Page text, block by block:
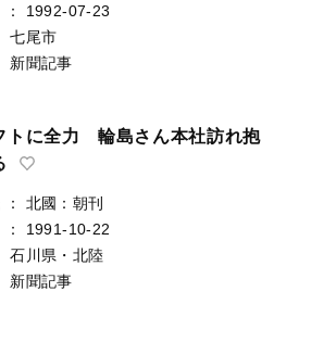
：
1992-07-23
七尾市
新聞記事
トに全力 輪島さん本社訪れ抱
：
北國：朝刊
：
1991-10-22
石川県・北陸
新聞記事